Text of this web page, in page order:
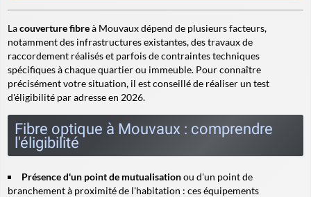
Lacouverture fibreà Mouvaux dépend de plusieurs facteurs,
notamment des infrastructures existantes, des travaux de
raccordement réalisés et parfois de contraintes techniques
spécifiques à chaque quartier ou immeuble. Pour connaître
précisément votre situation, il est conseillé de réaliser un test
d'éligibilité par adresse en 2026.
Fibre optique à Mouvaux : comprendre
l'éligibilité
Présence d'un point de mutualisationou d'un point de
branchement à proximité de l'habitation : ces équipements